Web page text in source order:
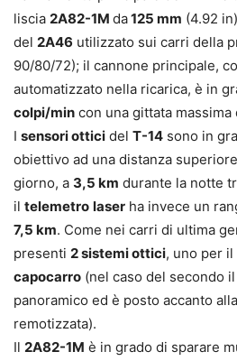
liscia 2A82-1M da125 mm (4.92
del 2A46 utilizzato sui carri della
90/80/72); il cannone principale,
automatizzato nella ricarica, è in
colpi/min con una gittata massima
I sensori ottici del T-14 sono in
obiettivo ad una distanza
giorno, a 3,5 km durante la notte
il telemetro laser ha invece un
7,5 km. Come nei carri di ultima
presenti 2 sistemi ottici, uno per il
capocarro (nel caso del secondo
panoramico ed è posto accanto
remotizzata).
Il 2A82-1M è in grado di sparare